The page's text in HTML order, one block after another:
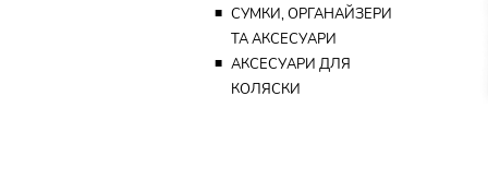
■ СУМКИ, ОРГАНАЙЗЕРИ
ТА АКСЕСУАРИ
■ АКСЕСУАРИ ДЛЯ
КОЛЯСКИ